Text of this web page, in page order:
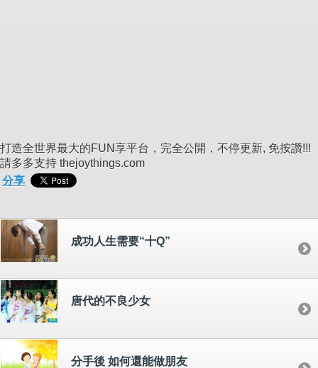
打造全世界最大的FUN享平台，完全公開，不停更新, 免按讚!!!
請多多支持 thejoythings.com
分享
成功人生需要“十Q”
唐代的不良少女
分手後 如何還能做朋友